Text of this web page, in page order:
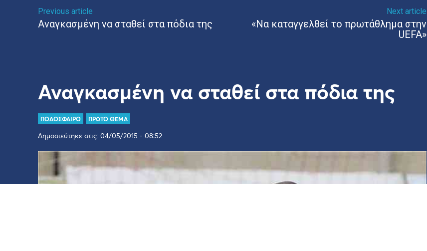
Previous article
Αναγκασμένη να σταθεί στα πόδια της
Next article
«Να καταγγελθεί το πρωτάθλημα στην
UEFA»